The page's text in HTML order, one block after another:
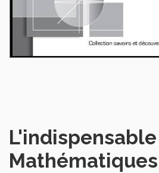
Mathématiques